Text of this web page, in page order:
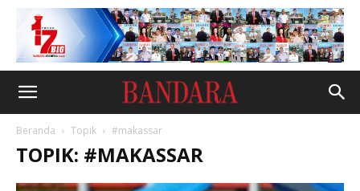
Beranda Topik #makassar
TOPIK: #MAKASSAR